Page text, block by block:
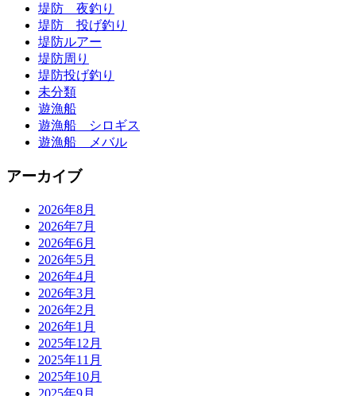
堤防 夜釣り
堤防 投げ釣り
堤防ルアー
堤防周り
堤防投げ釣り
未分類
遊漁船
遊漁船 シロギス
遊漁船 メバル
アーカイブ
2026年8月
2026年7月
2026年6月
2026年5月
2026年4月
2026年3月
2026年2月
2026年1月
2025年12月
2025年11月
2025年10月
2025年9月